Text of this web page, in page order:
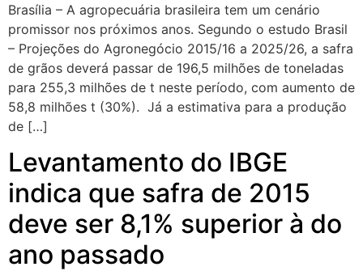
Brasília – A agropecuária brasileira tem um cenário
promissor nos próximos anos. Segundo o estudo Brasil
– Projeções do Agronegócio 2015/16 a 2025/26, a safra
de grãos deverá passar de 196,5 milhões de toneladas
para 255,3 milhões de t neste período, com aumento de
58,8 milhões t (30%). Já a estimativa para a produção
de […]
Levantamento do IBGE
indica que safra de 2015
deve ser 8,1% superior à do
ano passado